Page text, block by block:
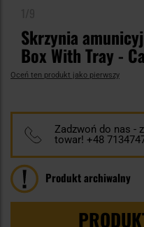
Skrzynia
Box With Tray -
Oceń ten produkt jako pierwszy
Zadzwoń do nas -
towar! +48
Produkt archiwalny